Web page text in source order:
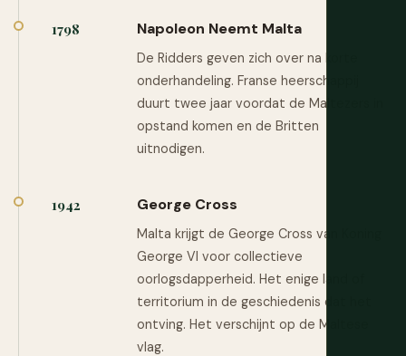
1798 Napoleon Neemt Malta
De Ridders geven zich over na korte
onderhandeling. Franse heerschappij
duurt twee jaar voordat de Maltezers in
opstand komen en de Britten
uitnodigen.
1942 George Cross
Malta krijgt de George Cross van Koning
George VI voor collectieve
oorlogsdapperheid. Het enige land of
territorium in de geschiedenis dat het
ontving. Het verschijnt op de Maltese
vlag.